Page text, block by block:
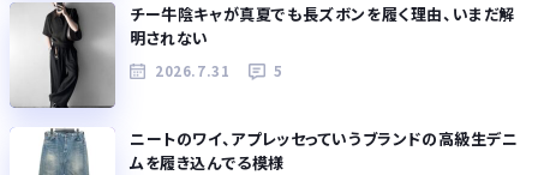
チー牛陰キャが真夏でも長ズボンを履く理由、いまだ解
明されない
2026.7.31 5
ニートのワイ、アプレッセっていうブランドの高級生デニ
ムを履き込んでる模様